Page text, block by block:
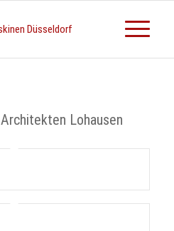
Architekten Lohausen